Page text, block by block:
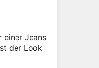
einer Jeans
der Look